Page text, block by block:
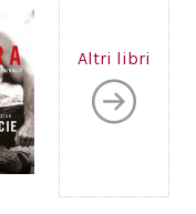
Altri libri